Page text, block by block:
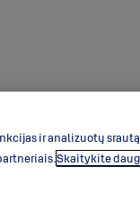
ir analizuotų
Skaitykite